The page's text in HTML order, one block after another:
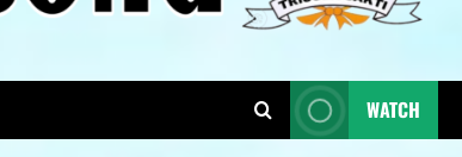
WATCH